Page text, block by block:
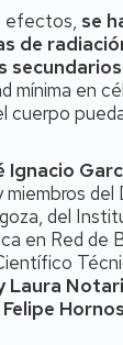
efectos, se
de
mínima en
cuerpo
Ignacio
del
en Red de
Laura
Hornos